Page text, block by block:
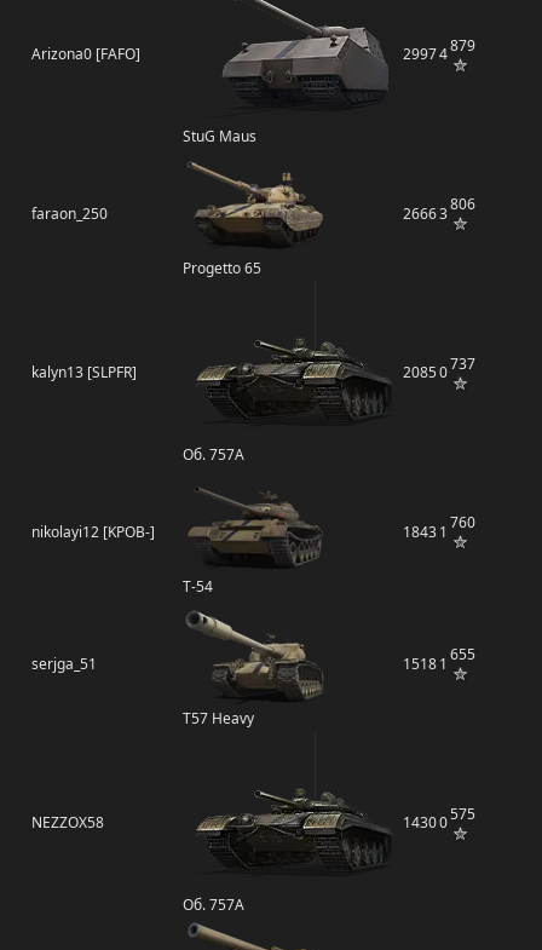
Arizona0 [FAFO]
StuG Maus
29974879
faraon_250
Progetto 65
26663806
kalyn13 [SLPFR]
Об. 757А
20850737
nikolayi12 [KPOB-]
Т-54
18431 760
serjga_51
T57 Heavy
15181 655
NEZZOX58
Об. 757А
14300575